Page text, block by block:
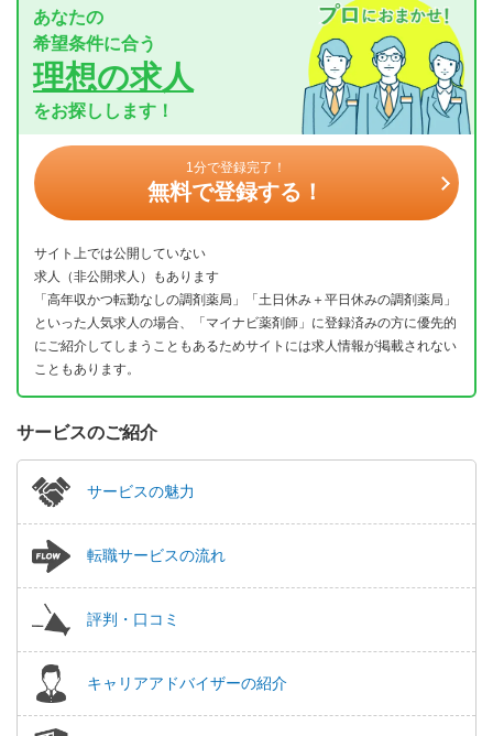
あなたの
希望条件に合う
理想の求人
をお探しします！
1分で登録完了！
無料で登録する！
サイト上では公開していない
求人（非公開求人）もあります
「高年収かつ転勤なしの調剤薬局」「土日休み＋平日休みの調剤薬局」
といった人気求人の場合、「マイナビ薬剤師」に登録済みの方に優先的
にご紹介してしまうこともあるためサイトには求人情報が掲載されない
こともあります。
サービスのご紹介
サービスの魅力
転職サービスの流れ
評判・口コミ
キャリアアドバイザーの紹介